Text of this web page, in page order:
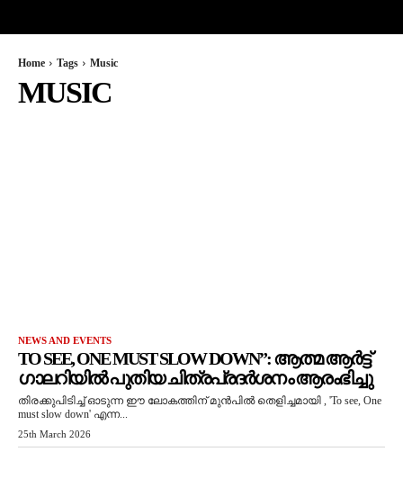
Home Tags Music
MUSIC
NEWS AND EVENTS
TO SEE, ONE MUST SLOW DOWN”: ആത്മ ആർട്ട്
ഗാലറിയിൽ പുതിയ ചിത്രപ്രദർശനം ആരംഭിച്ചു
തിരക്കുപിടിച്ച് ഓടുന്ന ഈ ലോകത്തിന് മുൻപിൽ തെളിച്ചമായി , 'To see, One
must slow down' എന്ന...
25th March 2026